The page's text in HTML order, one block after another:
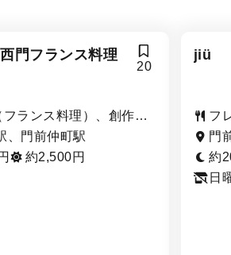
門フランス料理
20
フランス料理）、創作料
ーティブ・フュージョ
キ・鉄板焼き
、門前仲町駅
約2,500円
jiü
フ
門
約
日